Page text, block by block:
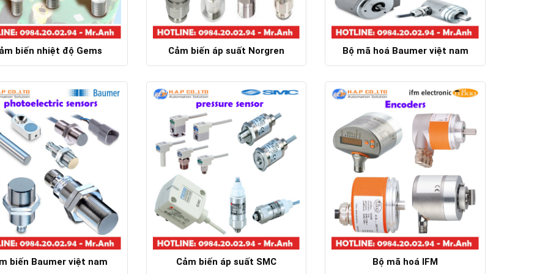
biến nhiệt độ Gems Cảm biến áp suất Norgren Bộ mã hoá Baumer việt nam
Chi tiết
biến Baumer việt nam Cảm biến áp suất SMC Bộ mã hoá IFM